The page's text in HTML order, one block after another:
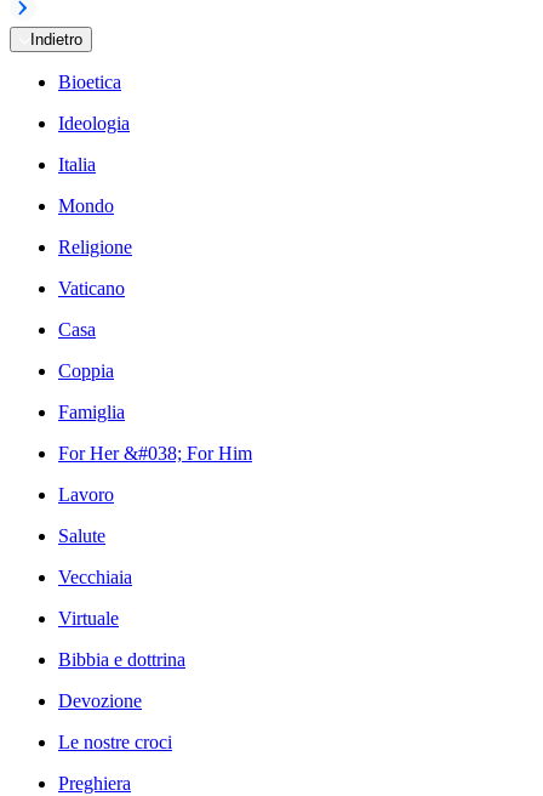
Indietro
Bioetica
Ideologia
Italia
Mondo
Religione
Vaticano
Casa
Coppia
Famiglia
For Her &#038; For Him
Lavoro
Salute
Vecchiaia
Virtuale
Bibbia e dottrina
Devozione
Le nostre croci
Preghiera